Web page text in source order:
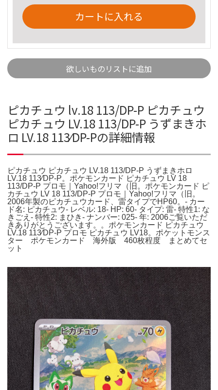
カートに入れる
欲しいものリストに追加
ピカチュウ lv.18 113/DP-P ピカチュウ
ピカチュウ LV.18 113/DP-P うずまきホ
ロ LV.18 113⁄DP-Pの詳細情報
ピカチュウ ピカチュウ LV.18 113/DP-P うずまきホロ
LV.18 113⁄DP-P。ポケモンカード ピカチュウ LV 18
113/DP-P プロモ｜Yahoo!フリマ（旧。ポケモンカード ピ
カチュウ LV 18 113/DP-P プロモ｜Yahoo!フリマ（旧。
2006年製のピカチュウカード、雷タイプでHP60。- カー
ド名: ピカチュウ- レベル: 18- HP: 60- タイプ: 雷- 特性1: な
きごえ- 特性2: まひき- ナンバー: 025- 年: 2006ご覧いただ
きありがとうございます。。ポケモンカード ピカチュウ
LV.18 113⁄DP-P プロモ ピカチュウ LV18。ポケットモンス
ター ポケモンカード 海外版 460枚程度 まとめてセ
ット